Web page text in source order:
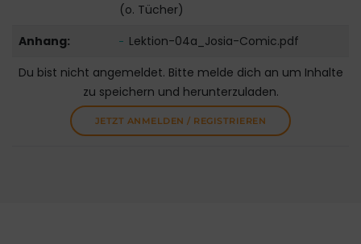
(o. Tücher)
Anhang:
Lektion-04a_Josia-Comic.pdf
Du bist nicht angemeldet. Bitte melde dich an um Inhalte
zu speichern und herunterzuladen.
JETZT ANMELDEN / REGISTRIEREN